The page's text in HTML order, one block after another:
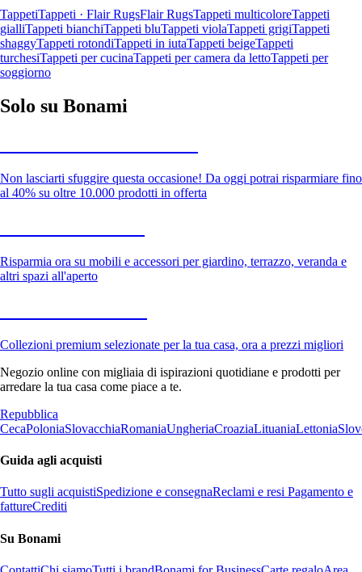
TappetiTappeti · Flair RugsFlair RugsTappeti multicoloreTappeti
gialliTappeti bianchiTappeti bluTappeti violaTappeti grigiTappeti
shaggyTappeti rotondiTappeti in iutaTappeti beigeTappeti
turchesiTappeti per cucinaTappeti per camera da lettoTappeti per
soggiorno
Solo su Bonami
Non lasciarti sfuggire questa occasione! Da oggi potrai risparmiare fino
al 40% su oltre 10.000 prodotti in offerta
Risparmia ora su mobili e accessori per giardino, terrazzo, veranda e
altri spazi all'aperto
Collezioni premium selezionate per la tua casa, ora a prezzi migliori
Negozio online con migliaia di ispirazioni quotidiane e prodotti per
arredare la tua casa come piace a te.
Repubblica
CecaPoloniaSlovacchiaRomaniaUngheriaCroaziaLituaniaLettonia
Guida agli acquisti
Tutto sugli acquistiSpedizione e consegnaReclami e resi Pagamento e
fattureCrediti
Su Bonami